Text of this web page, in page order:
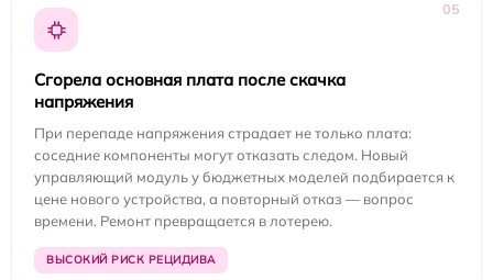
05
Сгорела основная плата после скачка
напряжения
При перепаде напряжения страдает не только плата:
соседние компоненты могут отказать следом. Новый
управляющий модуль у бюджетных моделей подбирается к
цене нового устройства, а повторный отказ — вопрос
времени. Ремонт превращается в лотерею.
ВЫСОКИЙ РИСК РЕЦИДИВА